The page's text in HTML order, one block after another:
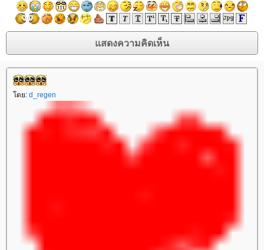
ดย: d_regen